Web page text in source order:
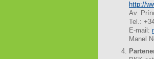
http://
Av.
Tel.:
E-mail:
Manel